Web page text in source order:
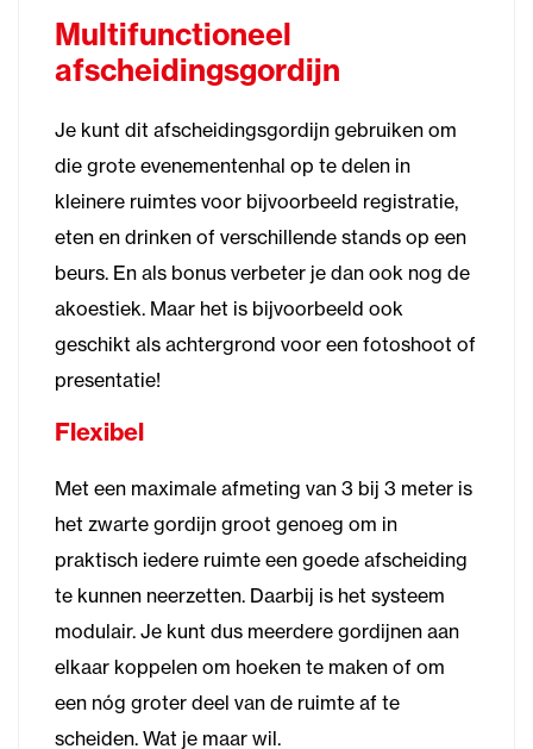
Multifunctioneel
afscheidingsgordijn
Je kunt dit afscheidingsgordijn gebruiken om
die grote evenementenhal op te delen in
kleinere ruimtes voor bijvoorbeeld registratie,
eten en drinken of verschillende stands op een
beurs. En als bonus verbeter je dan ook nog de
akoestiek. Maar het is bijvoorbeeld ook
geschikt als achtergrond voor een fotoshoot of
presentatie!
Flexibel
Met een maximale afmeting van 3 bij 3 meter is
het zwarte gordijn groot genoeg om in
praktisch iedere ruimte een goede afscheiding
te kunnen neerzetten. Daarbij is het systeem
modulair. Je kunt dus meerdere gordijnen aan
elkaar koppelen om hoeken te maken of om
een nóg groter deel van de ruimte af te
scheiden. Wat je maar wil.